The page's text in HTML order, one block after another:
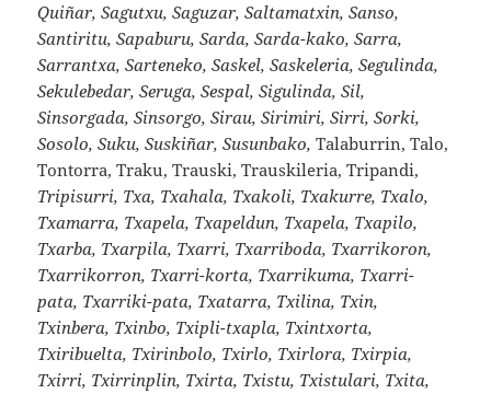
Quiñar, Sagutxu, Saguzar, Saltamatxin, Sanso,
Santiritu, Sapaburu, Sarda, Sarda-kako, Sarra,
Sarrantxa, Sarteneko, Saskel, Saskeleria, Segulinda,
Sekulebedar, Seruga, Sespal, Sigulinda, Sil,
Sinsorgada, Sinsorgo, Sirau, Sirimiri, Sirri, Sorki,
Sosolo, Suku, Suskiñar, Susunbako, Talaburrin, Talo,
Tontorra, Traku, Trauski, Trauskileria, Tripandi,
Tripisurri, Txa, Txahala, Txakoli, Txakurre, Txalo,
Txamarra, Txapela, Txapeldun, Txapela, Txapilo,
Txarba, Txarpila, Txarri, Txarriboda, Txarrikoron,
Txarrikorron, Txarri-korta, Txarrikuma, Txarri-
pata, Txarriki-pata, Txatarra, Txilina, Txin,
Txinbera, Txinbo, Txipli-txapla, Txintxorta,
Txiribuelta, Txirinbolo, Txirlo, Txirlora, Txirpia,
Txirri, Txirrinplin, Txirta, Txistu, Txistulari, Txita,